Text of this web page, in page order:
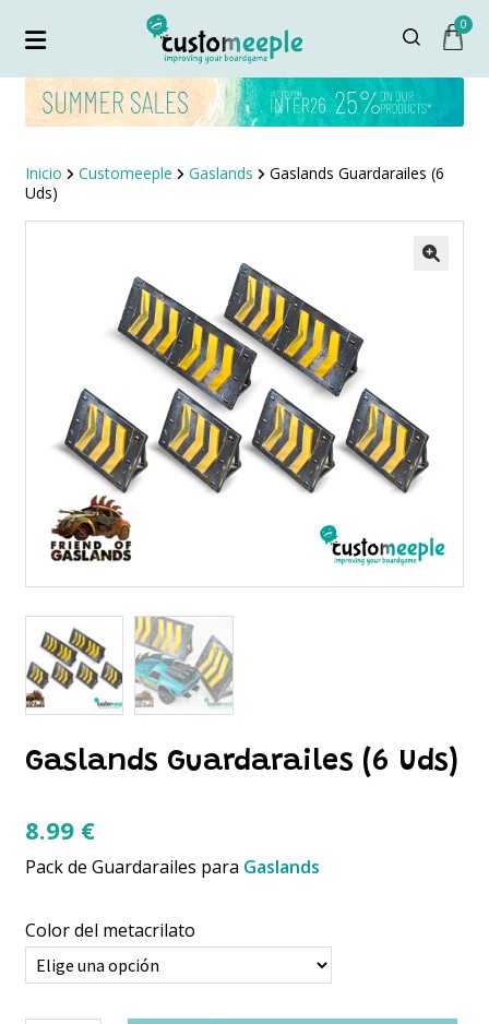
0
Inicio Customeeple Gaslands
Gaslands Guardarailes (6
Uds)
Gaslands Guardarailes (6 Uds)
8.99 €
Pack de Guardarailes para Gaslands
Color del metacrilato